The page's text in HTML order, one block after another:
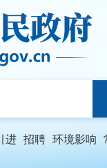
进 招聘 环境影响